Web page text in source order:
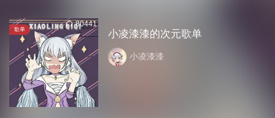
歌单
80441
小凌漆漆的次元歌单
小凌漆漆